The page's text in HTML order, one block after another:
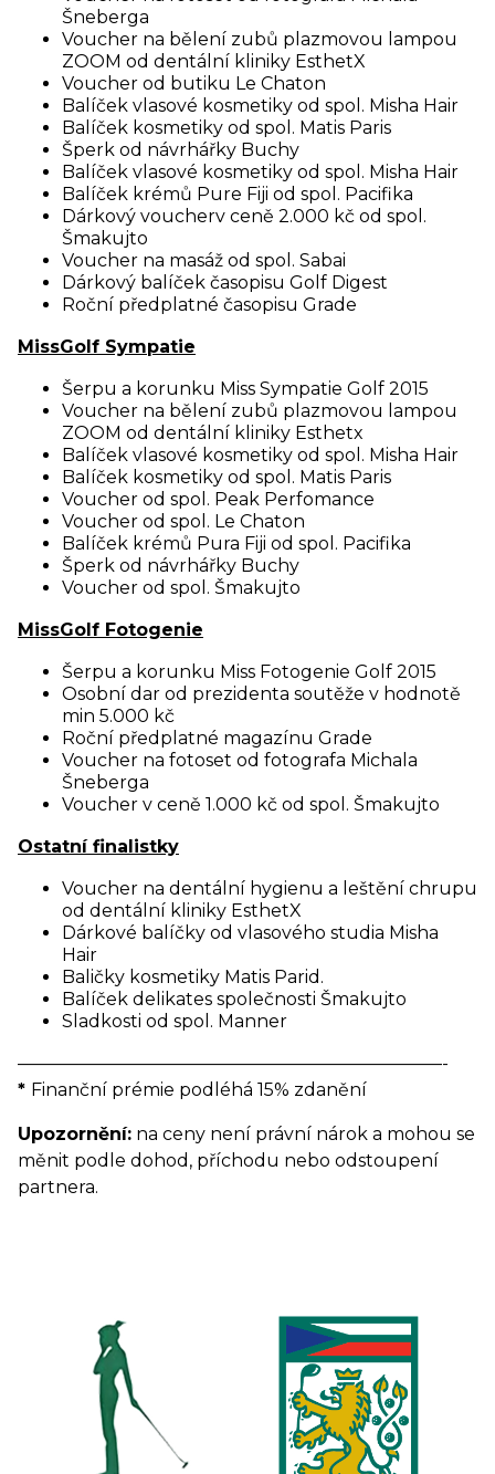
Šneberga
Voucher na bělení zubů plazmovou lampou
ZOOM od dentální kliniky EsthetX
Voucher od butiku Le Chaton
Balíček vlasové kosmetiky od spol. Misha Hair
Balíček kosmetiky od spol. Matis Paris
Šperk od návrhářky Buchy
Balíček vlasové kosmetiky od spol. Misha Hair
Balíček krémů Pure Fiji od spol. Pacifika
Dárkový voucherv ceně 2.000 kč od spol.
Šmakujto
Voucher na masáž od spol. Sabai
Dárkový balíček časopisu Golf Digest
Roční předplatné časopisu Grade
MissGolf Sympatie
Šerpu a korunku Miss Sympatie Golf 2015
Voucher na bělení zubů plazmovou lampou
ZOOM od dentální kliniky Esthetx
Balíček vlasové kosmetiky od spol. Misha Hair
Balíček kosmetiky od spol. Matis Paris
Voucher od spol. Peak Perfomance
Voucher od spol. Le Chaton
Balíček krémů Pura Fiji od spol. Pacifika
Šperk od návrhářky Buchy
Voucher od spol. Šmakujto
MissGolf Fotogenie
Šerpu a korunku Miss Fotogenie Golf 2015
Osobní dar od prezidenta soutěže v hodnotě
min 5.000 kč
Roční předplatné magazínu Grade
Voucher na fotoset od fotografa Michala
Šneberga
Voucher v ceně 1.000 kč od spol. Šmakujto
Ostatní finalistky
Voucher na dentální hygienu a leštění chrupu
od dentální kliniky EsthetX
Dárkové balíčky od vlasového studia Misha
Hair
Baličky kosmetiky Matis Parid.
Balíček delikates společnosti Šmakujto
Sladkosti od spol. Manner
————————————————————————-
* Finanční prémie podléhá 15% zdanění
Upozornění: na ceny není právní nárok a mohou se
měnit podle dohod, příchodu nebo odstoupení
partnera.